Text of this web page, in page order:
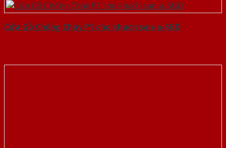
Cửa Gỗ Chống Cháy P1 cho khach san-a-SGD